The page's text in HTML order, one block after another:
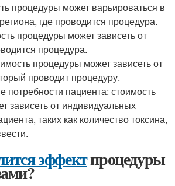
процедуры может варьироваться в
где проводится процедура.
процедуры может зависеть от
процедура.
процедуры может зависеть от
проводит процедуру.
потребности пациента: стоимость
зависеть от индивидуальных
таких как количество токсина,
эффектпроцедуры